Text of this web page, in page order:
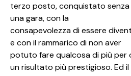
terzo posto, conquistato senza
una gara, con la
consapevolezza di essere
e con il rammarico di non aver
potuto fare qualcosa di più per
un risultato più prestigioso. Ed